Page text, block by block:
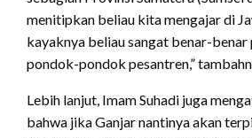
menitipkan beliau kita mengajar di
kayaknya beliau sangat benar-benar
pondok-pondok pesantren,”
Lebih lanjut, Imam Suhadi juga
bahwa jika Ganjar nantinya akan